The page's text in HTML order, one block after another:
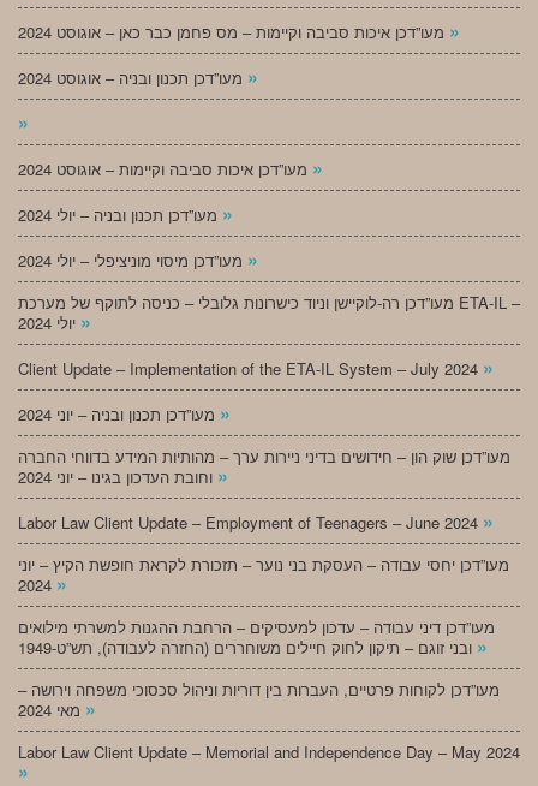
»
»
»
»
»
»
מעו”דכן רה-לוקיישן וניוד כישרונות גלובלי – כניסה לתוקף של מערכת ETA-IL –
»
Client Update – Implementation of the ETA-IL System – July 2024 »
»
מעו”דכן שוק הון – חידושים בדיני ניירות ערך – מהותיות המידע בדווחי החברה
»
Labor Law Client Update – Employment of Teenagers – June 2024 »
מעו”דכן יחסי עבודה – העסקת בני נוער – תזכורת לקראת חופשת הקיץ – יוני
»
מעו”דכן דיני עבודה – עדכון למעסיקים – הרחבת ההגנות למשרתי מילואים
»
מעו”דכן לקוחות פרטיים, העברות בין דוריות וניהול סכסוכי משפחה וירושה –
»
Labor Law Client Update – Memorial and Independence Day – May 2024
»